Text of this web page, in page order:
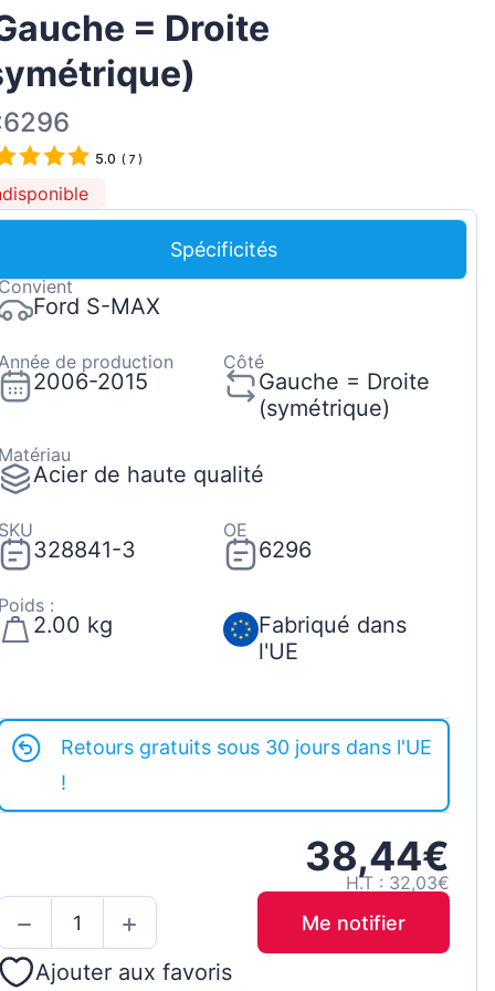
Magyar
Latvian
Slovenčina
= Droite
5.0 ( 7 )
Spécificités
Ford S-MAX
de production
2006-2015
Côté
Gauche = Droite
(symétrique)
Matériau
Acier de haute qualité
SKU
328841-3
OE
6296
Poids :
2.00 kg
Fabriqué dans
l'UE
Retours gratuits sous 30 jours dans l'UE
!
38,44€
H.T : 32,03€
Me notifier
Ajouter aux favoris